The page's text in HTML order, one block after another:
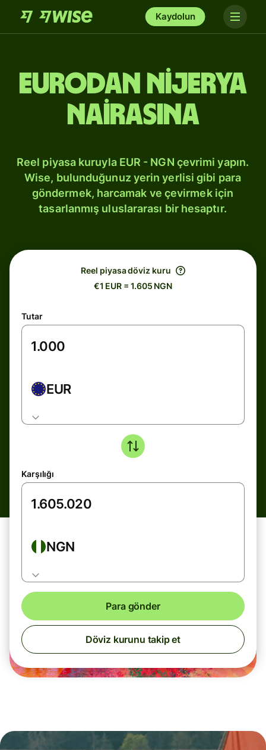
Kaydolun
Eurodan Nijerya
nairasına
Reel piyasa kuruyla EUR - NGN çevrimi yapın.
Wise, bulunduğunuz yerin yerlisi gibi para
göndermek, harcamak ve çevirmek için
tasarlanmış uluslararası bir hesaptır.
Reel piyasa döviz kuru
€1 EUR = 1.605 NGN
Tutar
EUR
Karşılığı
NGN
Para gönder
Döviz kurunu takip et